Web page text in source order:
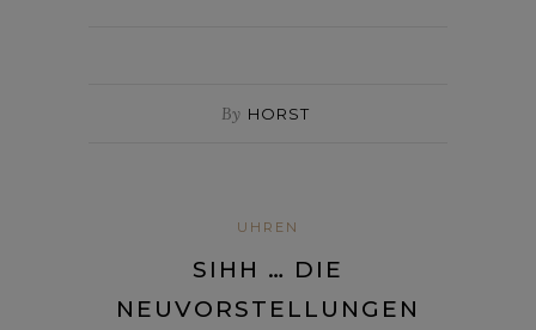
By HORST
UHREN
SIHH … DIE
NEUVORSTELLUNGEN